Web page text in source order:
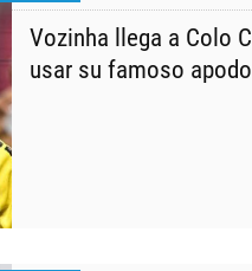
Vozinha llega a Colo
usar su famoso